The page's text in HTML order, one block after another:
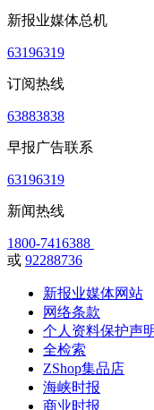
新报业媒体总机
63196319
订阅热线
63883838
早报广告联系
63196319
新闻热线
1800-7416388
或 92288736
新报业媒体网站
网络条款
个人资料保护声
全检索
ZShop集品店
海峡时报
商业时报